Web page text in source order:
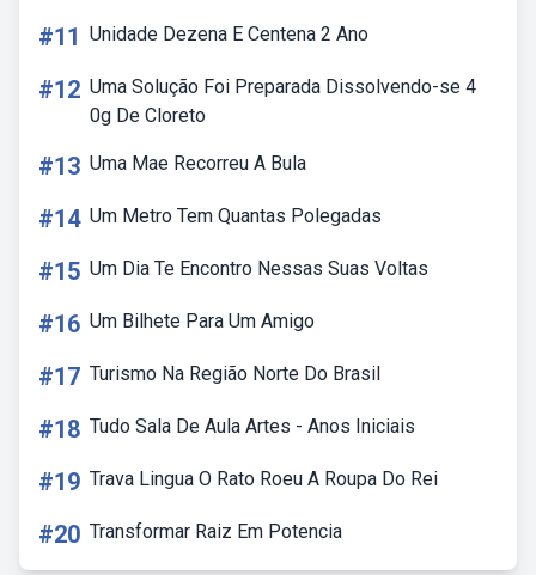
#11 Unidade Dezena E Centena 2 Ano
#12 Uma Solução Foi Preparada Dissolvendo-se 4
0g De Cloreto
#13 Uma Mae Recorreu A Bula
#14 Um Metro Tem Quantas Polegadas
#15 Um Dia Te Encontro Nessas Suas Voltas
#16 Um Bilhete Para Um Amigo
#17 Turismo Na Região Norte Do Brasil
#18 Tudo Sala De Aula Artes - Anos Iniciais
#19 Trava Lingua O Rato Roeu A Roupa Do Rei
#20 Transformar Raiz Em Potencia